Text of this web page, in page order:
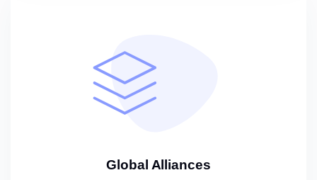
Global Alliances